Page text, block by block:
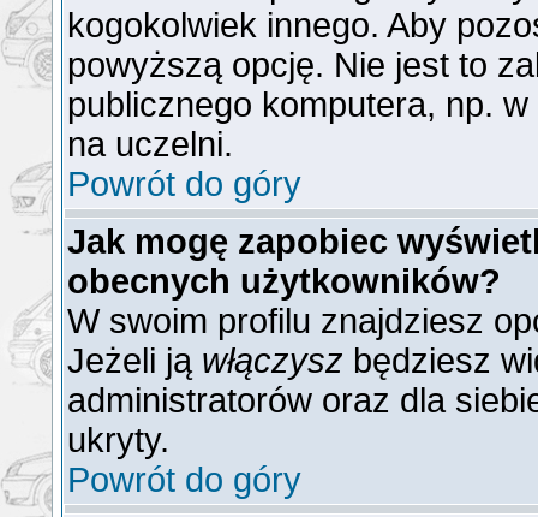
kogokolwiek innego. Aby
powyższą opcję. Nie jest to
publicznego komputera, np.
na uczelni.
Powrót do góry
Jak mogę zapobiec
obecnych użytkowników?
W swoim profilu znajdziesz
Jeżeli ją włączysz będziesz
administratorów oraz dla
ukryty.
Powrót do góry